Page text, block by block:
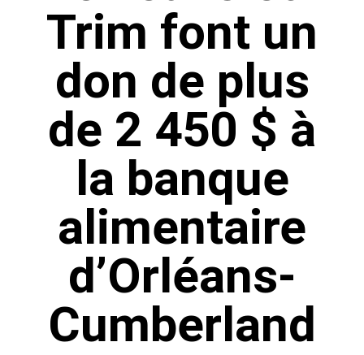
Trim font un
don de plus
de 2 450 $ à
la banque
alimentaire
d’Orléans-
Cumberland